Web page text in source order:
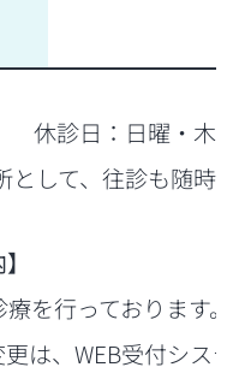
休診日：日曜・木
して、往診も随時
を行っております
は、WEB受付シス